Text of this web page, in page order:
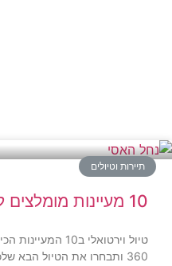
תיירות וטיולים
10 מעיינות מומלצים לקיץ
360 ותבחרו את הטיול הבא שלכם